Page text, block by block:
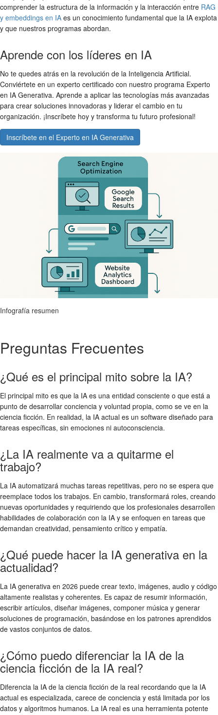
comprender la estructura de la información y la interacción entre RAG
y embeddings en IA es un conocimiento fundamental que la IA explota
y que nuestros programas abordan.
Aprende con los líderes en IA
No te quedes atrás en la revolución de la Inteligencia Artificial.
Conviértete en un experto certificado con nuestro programa Experto
en IA Generativa. Aprende a aplicar las tecnologías más avanzadas
para crear soluciones innovadoras y liderar el cambio en tu
organización. ¡Inscríbete hoy y transforma tu futuro profesional!
Inscríbete en el Experto en IA Generativa
Infografía resumen
Preguntas Frecuentes
¿Qué es el principal mito sobre la IA?
El principal mito es que la IA es una entidad consciente o que está a
punto de desarrollar conciencia y voluntad propia, como se ve en la
ciencia ficción. En realidad, la IA actual es un software diseñado para
tareas específicas, sin emociones ni autoconsciencia.
¿La IA realmente va a quitarme el
trabajo?
La IA automatizará muchas tareas repetitivas, pero no se espera que
reemplace todos los trabajos. En cambio, transformará roles, creando
nuevas oportunidades y requiriendo que los profesionales desarrollen
habilidades de colaboración con la IA y se enfoquen en tareas que
demandan creatividad, pensamiento crítico y empatía.
¿Qué puede hacer la IA generativa en la
actualidad?
La IA generativa en 2026 puede crear texto, imágenes, audio y código
altamente realistas y coherentes. Es capaz de resumir información,
escribir artículos, diseñar imágenes, componer música y generar
soluciones de programación, basándose en los patrones aprendidos
de vastos conjuntos de datos.
¿Cómo puedo diferenciar la IA de la
ciencia ficción de la IA real?
Diferencia la IA de la ciencia ficción de la real recordando que la IA
actual es especializada, carece de conciencia y está limitada por los
datos y algoritmos humanos. La IA real es una herramienta potente